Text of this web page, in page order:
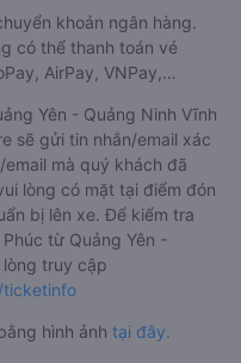
khoản ngân hàng.
có thể thanh toán vé
AirPay, VNPay,…
Yên - Quảng Ninh Vĩnh
sẽ gửi tin nhắn/email xác
mà quý khách đã
lòng có mặt tại điểm đón
bị lên xe. Để kiểm tra
từ Quảng Yên -
truy cập
hình ảnh tại đây.